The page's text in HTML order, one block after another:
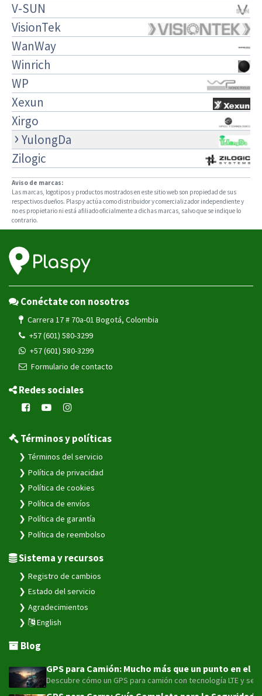
V-SUN
VisionTek
WanWay
Winrich
WP
Xexun
Xirgo
YulongDa
Zilogic
Aviso de marcas:
Las marcas, logotipos y productos mostrados en este sitio web son propiedad de sus
respectivos dueños. Plaspy actúa como distribuidor y comercializador independiente y
no es propietario ni está afiliado oficialmente a dichas marcas, salvo que se indique lo
contrario.
Conéctate con nosotros
Carrera 17 # 70a-01 Bogotá, Colombia
+57 (601) 580-3299
+57 (601) 580-3299
Formulario de contacto
Redes sociales
Términos y políticas
Términos del servicio
Política de privacidad
Política de cookies
Política de envíos
Política de garantía
Política de reembolso
Sistema y recursos
Registro de cambios
Estado del servicio
Agradecimientos
English
Blog
GPS para Camión: Mucho más que un punto en
Descubre cómo un GPS para camión con tecnología LTE y